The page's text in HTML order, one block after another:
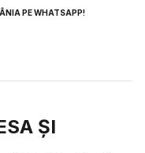
PE WHATSAPP!
ȘI